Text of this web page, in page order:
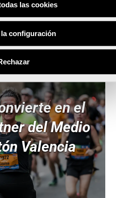
las cookies
configuración
en el
del Medio
Valencia